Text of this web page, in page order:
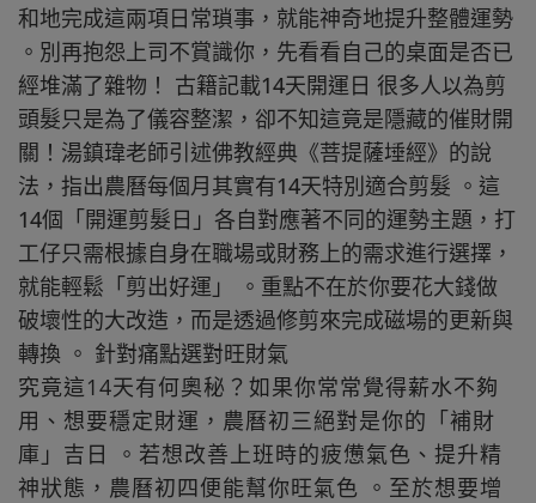
和地完成這兩項日常瑣事，就能神奇地提升整體運勢
。別再抱怨上司不賞識你，先看看自己的桌面是否已
經堆滿了雜物！ 古籍記載14天開運日 很多人以為剪
頭髮只是為了儀容整潔，卻不知這竟是隱藏的催財開
關！湯鎮瑋老師引述佛教經典《菩提薩埵經》的說
法，指出農曆每個月其實有14天特別適合剪髮 。這
14個「開運剪髮日」各自對應著不同的運勢主題，打
工仔只需根據自身在職場或財務上的需求進行選擇，
就能輕鬆「剪出好運」 。重點不在於你要花大錢做
破壞性的大改造，而是透過修剪來完成磁場的更新與
轉換 。 針對痛點選對旺財氣
究竟這14天有何奧秘？如果你常常覺得薪水不夠
用、想要穩定財運，農曆初三絕對是你的「補財
庫」吉日 。若想改善上班時的疲憊氣色、提升精
神狀態，農曆初四便能幫你旺氣色 。至於想要增